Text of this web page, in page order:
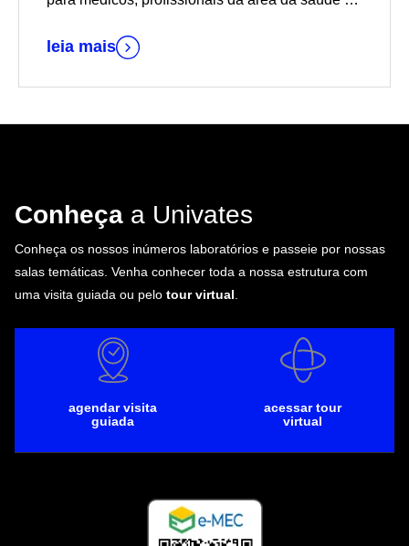
leia mais
Conheça a Univates
Conheça os nossos inúmeros laboratórios e passeie por nossas
salas temáticas. Venha conhecer toda a nossa estrutura com
uma visita guiada ou pelo tour virtual
agendar visita
guiada
acessar tour
virtual